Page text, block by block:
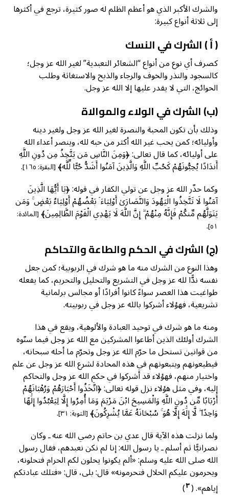
والشرك الأكبر الذي هو أعظم الظلم له صور كثيرة، ترجع في أكثرها
إلى ثلاثة أنواع كبيرة:
( أ ) الشرك في النسك
كصرف أي نوع من أنواع “الشعائر التعبدية” لغير الله عز وجل؛
كالسجود والنذر والخوف والرجاء والذبح والاستغاثة وطلب
الحوائج، التي لا يقدر عليها إلا الله عز وجل.
(ب) الشرك في الولاء والموالاة
وذلك بأن تكون المحبة والنصرة لغير الله عز وجل ولغير دينه
وأوليائه؛ كمن يحب غير الله أكثر من حبه لله، وينصر أعداء الله
على أوليائه، كما قال تعالى: ﴿وَمِنَ النَّاسِ مَن يَتَّخِذُ مِن دُونِ اللَّهِ
أَندَادًا يُحِبُّونَهُمْ كَحُبِّ اللَّهِ وَالَّذِينَ آمَنُوا أَشَدُّ حُبًّا لِّلَّه﴾[البقرة: ١٦٥]
.
وكما حذّر الله عز وجل عن تولي الكفار في قوله: ﴿يَا أَيُّهَا الَّذِينَ
آمَنُوا لَا تَتَّخِذُوا الْيَهُودَ وَالنَّصَارَىٰ أَوْلِيَاءَ ۘ بَعْضُهُمْ أَوْلِيَاءُ بَعْضٍ ۚ وَمَن
يَتَوَلَّهُم مِّنكُمْ فَإِنَّهُ مِنْهُمْ ۗ إِنَّ اللَّهَ لَا يَهْدِي الْقَوْمَ الظَّالِمِينَ﴾[المائدة:
٥١].
(ج) الشرك في الحكم والطاعة والتحاكم
وهذا النوع من الشرك منه ما هو شرك في الربوبية؛ كمن جعل
نفسه ندًّا لله عز وجل في التشريع والتحليل والتحريم، كما يفعله
طواغيت هذا العصر سواءً كانوا أفرادًا أو مجالس برلمانية
تشريعية، فهؤلاء أشركوا بالله عز وجل في ربوبيته.
ومنه ما هو شرك في توحيد العبادة والألوهية، ويقع في هذا
الشرك أولئك الذين أطاعوا المشركين مع الله عز وجل فيما سنّوه
من قوانين تستحل ما حرّم الله عز وجل وتحرّم ما أحله سبحانه،
فيطيعونهم ويتبعونهم في هذه المحادة لشرع الله عز وجل عن علم
واختيار منهم، فهؤلاء قد أشركوا في حكم الله عز وجل والتحاكم
إليه، وفي مثل هؤلاء نزل قوله تعالى: ﴿اتَّخَذُوا أَحْبَارَهُمْ وَرُهْبَانَهُمْ
أَرْبَابًا مِّن دُونِ اللَّهِ وَالْمَسِيحَ ابْنَ مَرْيَمَ وَمَا أُمِرُوا إِلَّا لِيَعْبُدُوا إِلَٰهًا
وَاحِدًا ۖ لَّا إِلَٰهَ إِلَّا هُوَ ۚ سُبْحَانَهُ عَمَّا يُشْرِكُونَ﴾[التوبة: ٣١]
.
ولما نزلت هذه الآية قال عدي بن حاتم رضي الله عنه ـ وكان
نصرانيًّا ثم أسلم ـ يا رسول الله: إنا لم نكن نعبدهم، فقال رسول
الله صلى الله عليه وسلم: «ألم يكونوا يحلون لكم الحرام فتحلونه،
ويحرمون عليكم الحلال فتحرمونه» قال: بلى، قال: «فتلك عبادتكم
إياهم». (٣)